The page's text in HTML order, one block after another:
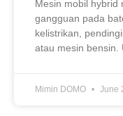
Mesin mobil hybrid
gangguan pada
kelistrikan,
atau mesin bensin.
Mimin DOMO June